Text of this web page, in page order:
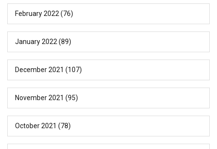
February 2022 (76)
January 2022 (89)
December 2021 (107)
November 2021 (95)
October 2021 (78)